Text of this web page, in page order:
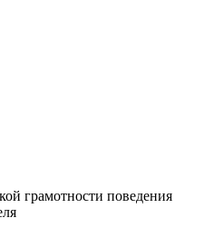
грамотности поведения